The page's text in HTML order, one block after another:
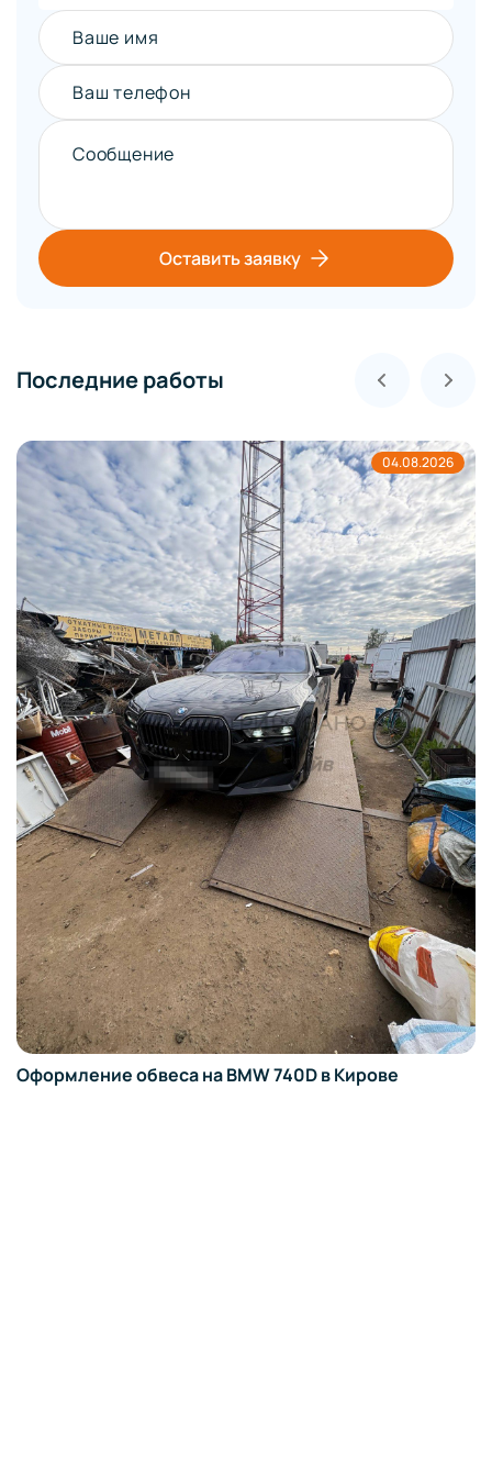
Ваше имя
Ваш телефон
Сообщение
Оставить заявку
Последние работы
04.08.2026
Оформление обвеса на BMW 740D в Кирове